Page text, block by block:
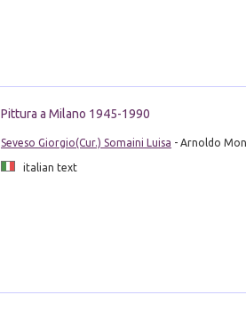
Pittura a Milano 1945-1990
Seveso Giorgio(Cur.) Somaini Luisa - Arnoldo
italian text